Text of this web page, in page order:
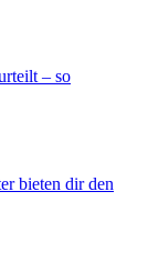
– so
bieten dir den